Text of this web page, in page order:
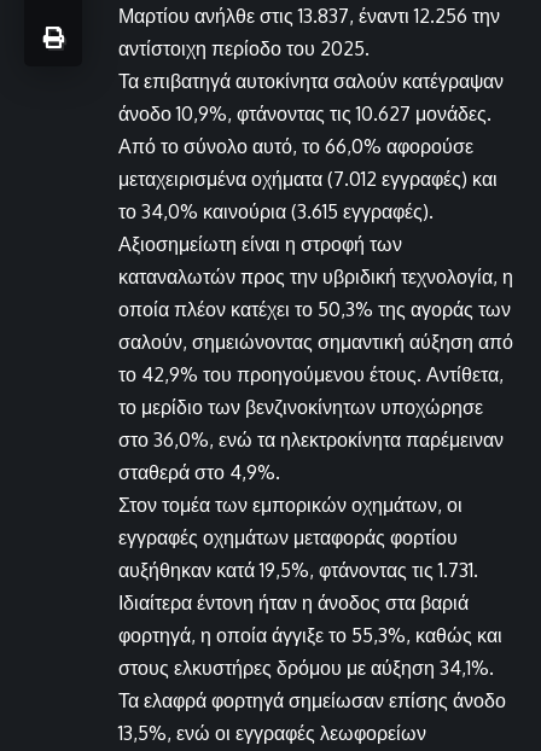
Μαρτίου ανήλθε στις 13.837, έναντι 12.256 την
αντίστοιχη περίοδο του 2025.
Τα επιβατηγά αυτοκίνητα σαλούν κατέγραψαν
άνοδο 10,9%, φτάνοντας τις 10.627 μονάδες.
Από το σύνολο αυτό, το 66,0% αφορούσε
μεταχειρισμένα οχήματα (7.012 εγγραφές) και
το 34,0% καινούρια (3.615 εγγραφές).
Αξιοσημείωτη είναι η στροφή των
καταναλωτών προς την υβριδική τεχνολογία, η
οποία πλέον κατέχει το 50,3% της αγοράς των
σαλούν, σημειώνοντας σημαντική αύξηση από
το 42,9% του προηγούμενου έτους. Αντίθετα,
το μερίδιο των βενζινοκίνητων υποχώρησε
στο 36,0%, ενώ τα ηλεκτροκίνητα παρέμειναν
σταθερά στο 4,9%.
Στον τομέα των εμπορικών οχημάτων, οι
εγγραφές οχημάτων μεταφοράς φορτίου
αυξήθηκαν κατά 19,5%, φτάνοντας τις 1.731.
Ιδιαίτερα έντονη ήταν η άνοδος στα βαριά
φορτηγά, η οποία άγγιξε το 55,3%, καθώς και
στους ελκυστήρες δρόμου με αύξηση 34,1%.
Τα ελαφρά φορτηγά σημείωσαν επίσης άνοδο
13,5%, ενώ οι εγγραφές λεωφορείων